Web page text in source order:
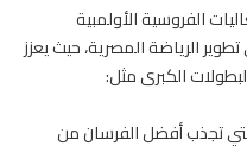
الفروسية الأولمبية
الرياضة المصرية، حيث يعزز
الكبرى مثل:
تجذب أفضل الفرسان من